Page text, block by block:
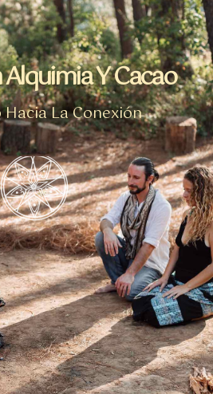
Y Cacao
La Conexión